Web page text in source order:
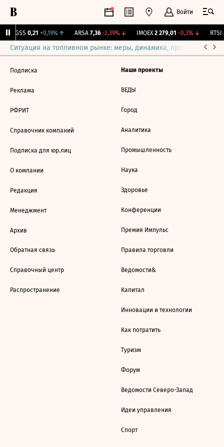
Войти
RGSS 0,21 +0,19%↑ ARSA 7,36 -2,39%↓ IMOEX 2 279,01 -0,3%↓ RTSI
Ситуация на топливном рынке: меры, динамика, прогнозы
Подписка
Реклама
РФРИТ
Справочник компаний
Подписка для юр.лиц
О компании
Редакция
Менеджмент
Архив
Обратная связь
Справочный центр
Распространение
Наши проекты
ВЕДЫ
Город
Аналитика
Промышленность
Наука
Здоровье
Конференции
Премия Импульс
Правила торговли
Ведомости&
Капитал
Инновации и технологии
Как потратить
Туризм
Форум
Ведомости Северо-Запад
Идеи управления
Спорт